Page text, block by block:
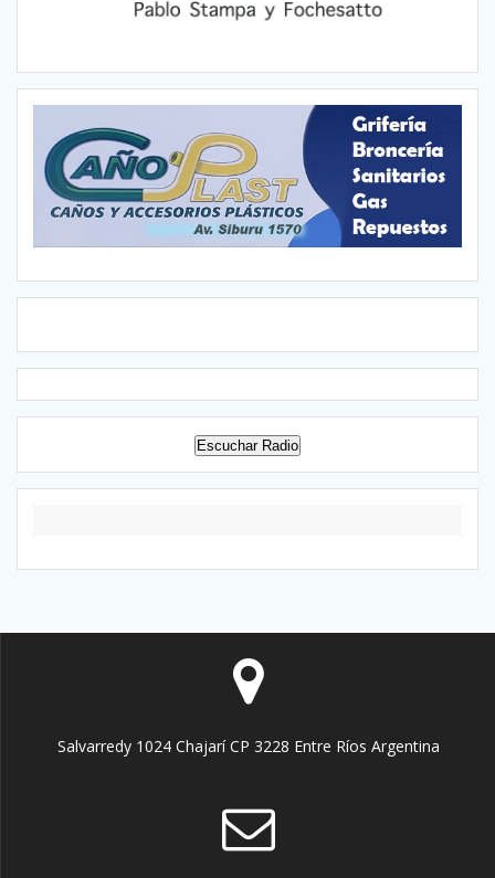
Escuchar Radio
Salvarredy 1024 Chajarí CP 3228 Entre Ríos Argentina